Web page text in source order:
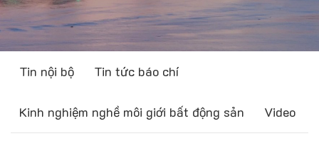
Tin nội bộ Tin tức báo chí
Kinh nghiệm nghề môi giới bất động sản Video